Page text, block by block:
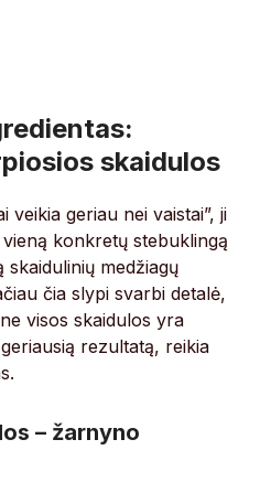
skaidulos
veikia geriau nei vaistai”, ji
konkretų stebuklingą
skaidulinių medžiagų
čia slypi svarbi detalė,
visos skaidulos yra
rezultatą, reikia
– žarnyno